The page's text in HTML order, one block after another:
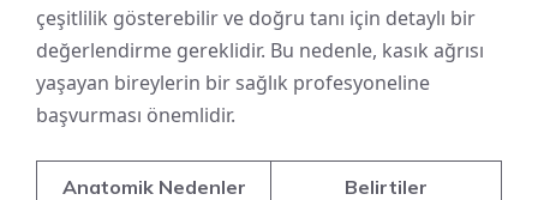
çeşitlilik gösterebilir ve doğru tanı için detaylı bir
değerlendirme gereklidir. Bu nedenle, kasık ağrısı
yaşayan bireylerin bir sağlık profesyoneline
başvurması önemlidir.
Anatomik Nedenler Belirtiler